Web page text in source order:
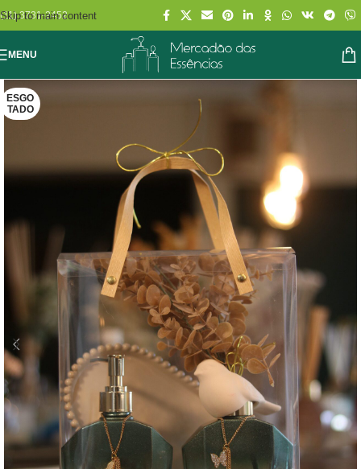
Skip to main content
(11) 3731-2452
MENU
ESGO
TADO